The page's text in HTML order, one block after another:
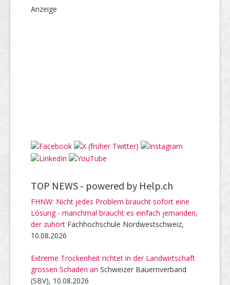
Anzeige
TOP NEWS - powered by Help.ch
FHNW: Nicht jedes Problem braucht sofort eine
Lösung - manchmal braucht es einfach jemanden,
der zuhört Fachhochschule Nordwestschweiz,
10.08.2026
Extreme Trockenheit richtet in der Landwirtschaft
grossen Schaden an Schweizer Bauernverband
(SBV), 10.08.2026